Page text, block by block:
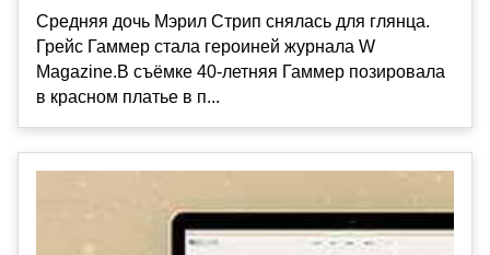
Средняя дочь Мэрил Стрип снялась для глянца.
Грейс Гаммер стала героиней журнала W
Magazine.В съёмке 40-летняя Гаммер позировала
в красном платье в п...